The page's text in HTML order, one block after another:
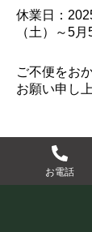
休業日：
（土）～5月
ご不便をお
お願い申し
お電話